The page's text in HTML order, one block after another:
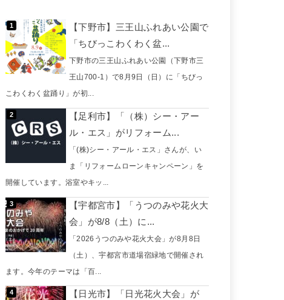
【下野市】三王山ふれあい公園で
「ちびっこわくわく盆...
下野市の三王山ふれあい公園（下野市三
王山700-1）で8月9日（日）に「ちびっ
こわくわく盆踊り」が初...
【足利市】「（株）シー・アー
ル・エス」がリフォーム...
「(株)シー・アール・エス」さんが、い
ま「リフォームローンキャンペーン」を
開催しています。浴室やキッ...
【宇都宮市】「うつのみや花火大
会」が8/8（土）に...
「2026うつのみや花火大会」が8月8日
（土）、宇都宮市道場宿緑地で開催され
ます。今年のテーマは「百...
【日光市】「日光花火大会」が